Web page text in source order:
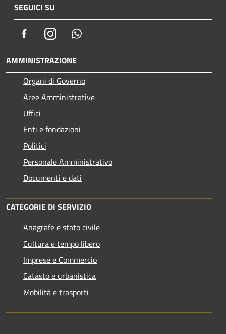
SEGUICI SU
FacebookInstagram
AMMINISTRAZIONE
Organi di Governo
Aree Amministrative
Uffici
Enti e fondazioni
Politici
Personale Amministrativo
Documenti e dati
CATEGORIE DI SERVIZIO
Anagrafe e stato civile
Cultura e tempo libero
Imprese e Commercio
Catasto e urbanistica
Mobilità e trasporti